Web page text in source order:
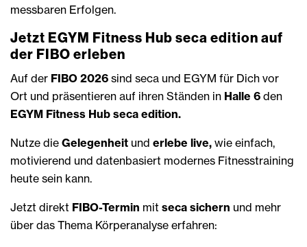
messbaren Erfolgen.
Jetzt EGYM Fitness Hub seca edition auf
der FIBO erleben
Auf der FIBO 2026 sind seca und EGYM für Dich vor
Ort und präsentieren auf ihren Ständen in Halle 6 den
EGYM Fitness Hub seca edition.
Nutze die Gelegenheit und erlebe live, wie einfach,
motivierend und datenbasiert modernes Fitnesstraining
heute sein kann.
Jetzt direkt FIBO-Termin mit seca sichern und mehr
über das Thema Körperanalyse erfahren: